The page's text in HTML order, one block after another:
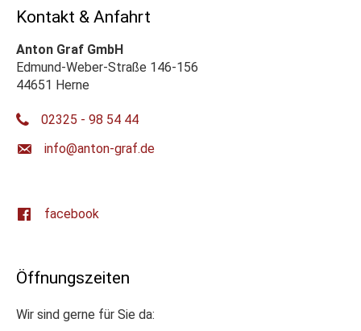
Kontakt & Anfahrt
Anton Graf GmbH
Edmund-Weber-Straße 146-156
44651 Herne
02325 - 98 54 44
ed.farg-notna@ofni
facebook
Öffnungszeiten
Wir sind gerne für Sie da: